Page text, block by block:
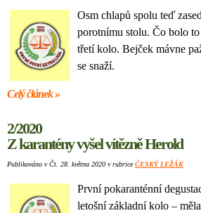
Osm chlapů spolu teď
porotnímu stolu. Čo bolo
třetí kolo. Bejček mávne
se snaží.
Celý článek »
2/2020
Z karantény vyšel vítězně Herold
Publikováno v Čt. 28. května 2020 v rubriceČESKÝ LEŽÁK
První pokaranténní
letošní základní kolo –